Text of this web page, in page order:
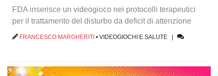
FDA inserisce un videogioco nei protocolli terapeutici
per il trattamento del disturbo da deficit di attenzione
FRANCESCO MARGHERITI • VIDEOGIOCHI E SALUTE |